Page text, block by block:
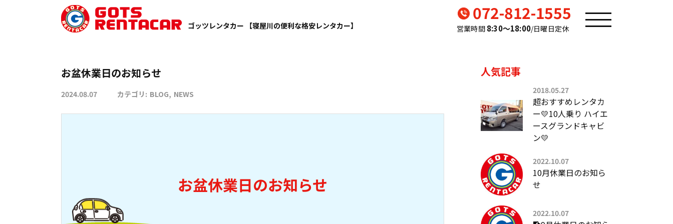
ゴッツレンタカー 【寝屋川の便利な格安レンタカー】
072-812-1555
営業時間 8:30〜18:00/日曜日定休
TOP BLOG お盆休業日のお知らせ
お盆休業日のお知らせ
2024.08.07 カテゴリ: BLOG NEWS
お盆休業日のお知らせ
人気記事
2018.05.27
超おすすめレンタカ
ー💛10人乗り ハイエ
ースグランドキャビ
ン💛
2022.10.07
10月休業日のお知ら
せ
2022.10.07